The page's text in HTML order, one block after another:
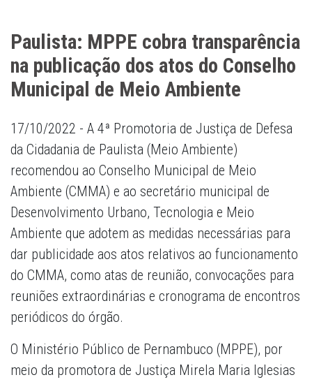
Paulista: MPPE cobra transparência
na publicação dos atos do Conselho
Municipal de Meio Ambiente
17/10/2022 - A 4ª Promotoria de Justiça de Defesa
da Cidadania de Paulista (Meio Ambiente)
recomendou ao Conselho Municipal de Meio
Ambiente (CMMA) e ao secretário municipal de
Desenvolvimento Urbano, Tecnologia e Meio
Ambiente que adotem as medidas necessárias para
dar publicidade aos atos relativos ao funcionamento
do CMMA, como atas de reunião, convocações para
reuniões extraordinárias e cronograma de encontros
periódicos do órgão.
O Ministério Público de Pernambuco (MPPE), por
meio da promotora de Justiça Mirela Maria Iglesias